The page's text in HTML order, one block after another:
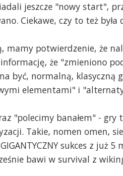
jeszcze "nowy start",
Ciekawe, czy to też
mamy potwierdzenie, że
że "zmieniono
być, normalną, klasyczną
elementami" i
"polecimy banałem" -
Takie, nomen omen,
sukces z już
bawi w survival z